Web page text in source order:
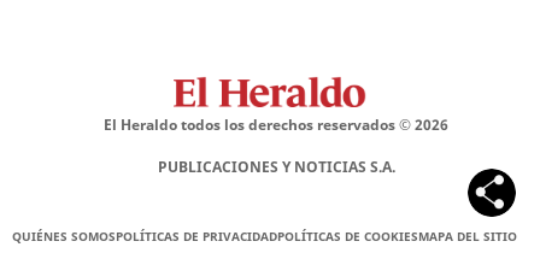
El Heraldo todos los derechos reservados ©2026
PUBLICACIONES Y NOTICIAS S.A.
QUIÉNES SOMOSPOLÍTICAS DE PRIVACIDADPOLÍTICAS DE COOKIESMAPA DEL SITIO